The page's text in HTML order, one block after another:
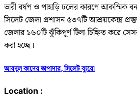
ভারী বর্ষণ ও পাহাড়ি ঢলের কারণে আকস্মিক
সিলেট জেলা প্রশাসন ৫৩৭টি আশ্রয়কেন্দ্র
জেলার ১৬০টি ঝুঁকিপূর্ণ টিলা চিহ্নিত করে
করা হচ্ছে।
আবদুল কাদের তাপাদার, সিলেট ব্যুরো
Location :